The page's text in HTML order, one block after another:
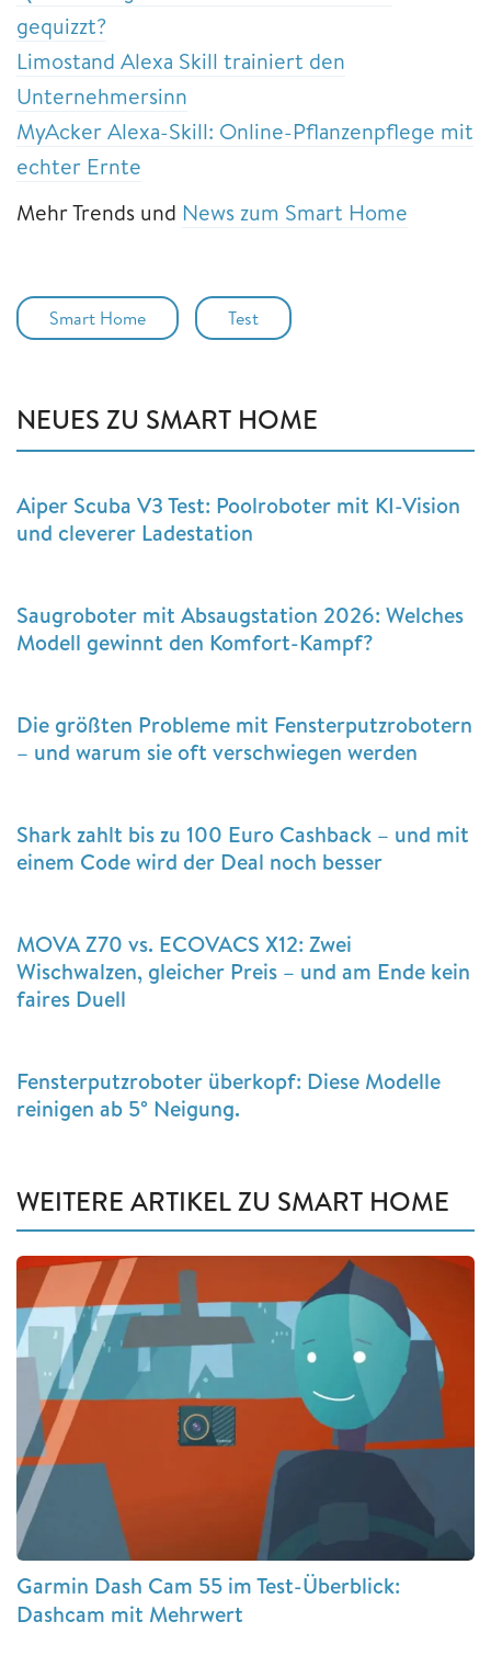
gequizzt?
Limostand Alexa Skill trainiert den
Unternehmersinn
MyAcker Alexa-Skill: Online-Pflanzenpflege mit
echter Ernte
Mehr Trends und News zum Smart Home
Smart Home Test
NEUES ZU SMART HOME
Aiper Scuba V3 Test: Poolroboter mit KI-Vision
und cleverer Ladestation
Saugroboter mit Absaugstation 2026: Welches
Modell gewinnt den Komfort-Kampf?
Die größten Probleme mit Fensterputzrobotern
– und warum sie oft verschwiegen werden
Shark zahlt bis zu 100 Euro Cashback – und mit
einem Code wird der Deal noch besser
MOVA Z70 vs. ECOVACS X12: Zwei
Wischwalzen, gleicher Preis – und am Ende kein
faires Duell
Fensterputzroboter überkopf: Diese Modelle
reinigen ab 5° Neigung.
WEITERE ARTIKEL ZU SMART HOME
Garmin Dash Cam 55 im Test-Überblick:
Dashcam mit Mehrwert